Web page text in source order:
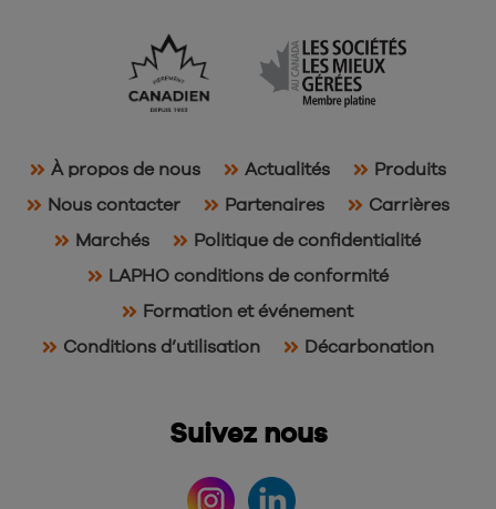
À propos de nous Actualités
Produits
Nous contacter
Partenaires
Carrières
Marchés
Politique de confidentialité
LAPHO conditions de conformité
Formation et événement
Conditions d’utilisation
Décarbonation
Suivez nous